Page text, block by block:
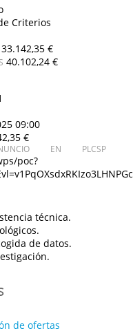
Criterios
33.142,35 €
40.102,24 €
09:00
€
EN PLCSP
poc?
técnica.
de datos.
de ofertas